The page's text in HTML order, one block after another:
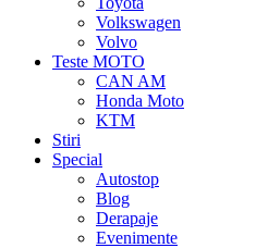
Volkswagen
Volvo
Teste MOTO
CAN AM
Honda Moto
KTM
Stiri
Special
Autostop
Blog
Derapaje
Evenimente